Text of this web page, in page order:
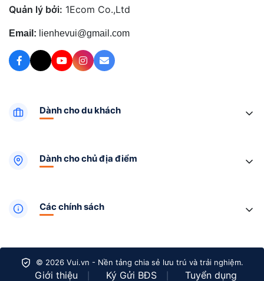
Quản lý bởi: 1Ecom Co.,Ltd
Email: lienhevui@gmail.com
Dành cho du khách
Dành cho chủ địa điểm
Các chính sách
© 2026 Vui.vn - Nền tảng chia sẻ lưu trú và trải nghiệm.
Giới thiệu Ký Gửi BĐS Tuyển dụng